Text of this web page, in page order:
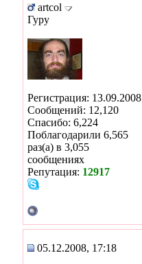
artcol
Гуру
Регистрация: 13.09.2008
Сообщений: 12,120
Спасибо: 6,224
Поблагодарили 6,565
раз(а) в 3,055
сообщениях
Репутация: 12917
05.12.2008, 17:18